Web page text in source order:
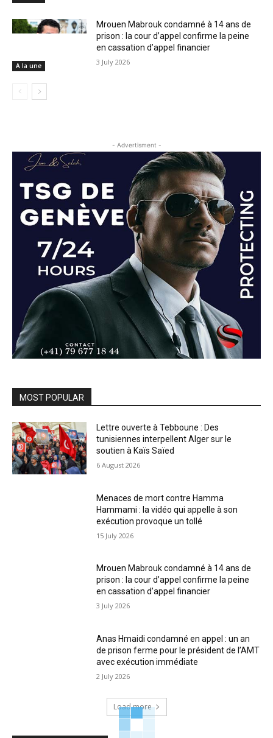
A la une
Mrouen Mabrouk condamné à 14 ans de
prison : la cour d’appel confirme la peine
en cassation d’appel financier
3 July 2026
- Advertisment -
MOST POPULAR
Lettre ouverte à Tebboune : Des
tunisiennes interpellent Alger sur le
soutien à Kaïs Saïed
6 August 2026
Menaces de mort contre Hamma
Hammami : la vidéo qui appelle à son
exécution provoque un tollé
15 July 2026
Mrouen Mabrouk condamné à 14 ans de
prison : la cour d’appel confirme la peine
en cassation d’appel financier
3 July 2026
Anas Hmaidi condamné en appel : un an
de prison ferme pour le président de l’AMT
avec exécution immédiate
2 July 2026
Load more